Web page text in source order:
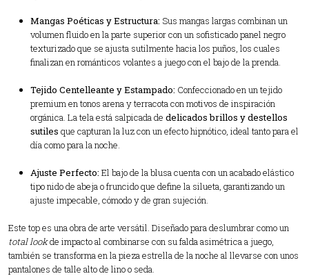
Mangas Poéticas y Estructura: Sus mangas largas combinan un
volumen fluido en la parte superior con un sofisticado panel negro
texturizado que se ajusta sutilmente hacia los puños, los cuales
finalizan en románticos volantes a juego con el bajo de la prenda.
Tejido Centelleante y Estampado: Confeccionado en un tejido
premium en tonos arena y terracota con motivos de inspiración
orgánica. La tela está salpicada de delicados brillos y destellos
sutiles que capturan la luz con un efecto hipnótico, ideal tanto para el
día como para la noche.
Ajuste Perfecto: El bajo de la blusa cuenta con un acabado elástico
tipo nido de abeja o fruncido que define la silueta, garantizando un
ajuste impecable, cómodo y de gran sujeción.
Este top es una obra de arte versátil. Diseñado para deslumbrar como un
total lookde impacto al combinarse con su falda asimétrica a juego,
también se transforma en la pieza estrella de la noche al llevarse con unos
pantalones de talle alto de lino o seda.